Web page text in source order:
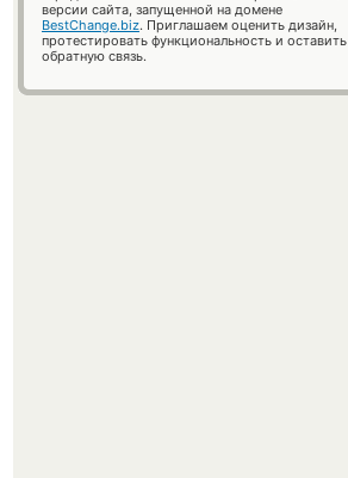
версии сайта, запущенной на домене
BestChange.biz. Приглашаем оценить дизайн,
протестировать функциональность и оставить
обратную связь.